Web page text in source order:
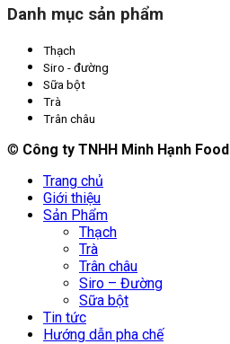
Danh mục sản phẩm
Thạch
Siro - đường
Sữa bột
Trà
Trân châu
© Công ty TNHH Minh Hạnh Food
Trang chủ
Giới thiệu
Sản Phẩm
Thạch
Trà
Trân châu
Siro – Đường
Sữa bột
Tin tức
Hướng dẫn pha chế